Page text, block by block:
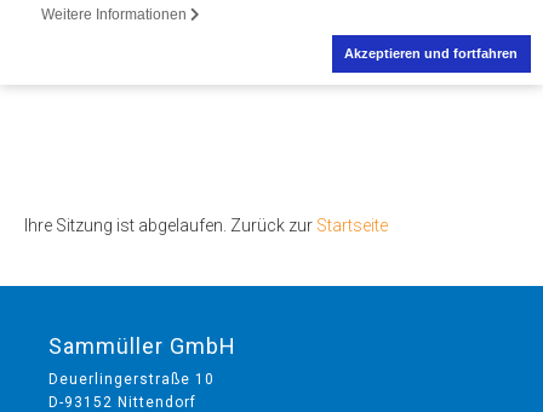
Weitere Informationen
Akzeptieren und fortfahren
Ihre Sitzung ist abgelaufen. Zurück zur Startseite
Sammüller GmbH
Deuerlingerstraße 10
D-93152 Nittendorf